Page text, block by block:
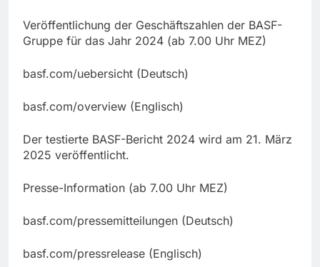
Veröffentlichung der Geschäftszahlen der BASF-
Gruppe für das Jahr 2024 (ab 7.00 Uhr MEZ)
basf.com/uebersicht (Deutsch)
basf.com/overview (Englisch)
Der testierte BASF-Bericht 2024 wird am 21. März
2025 veröffentlicht.
Presse-Information (ab 7.00 Uhr MEZ)
basf.com/pressemitteilungen (Deutsch)
basf.com/pressrelease (Englisch)